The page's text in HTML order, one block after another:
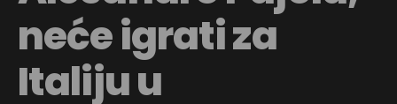
neće igrati za
Italiju u